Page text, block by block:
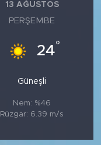
13 AĞUSTOS
PERŞEMBE
24°
Güneşli
Nem: %46
Rüzgar: 6.39 m/s